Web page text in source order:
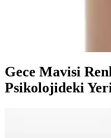
Gece Mavisi
Psikolojideki